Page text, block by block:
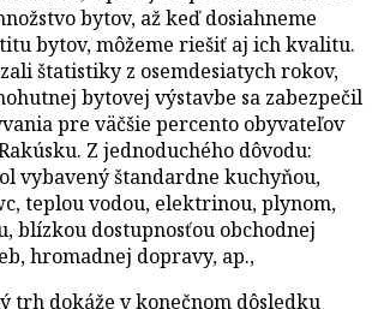
bytov, až keď dosiahneme
bytov, môžeme riešiť aj ich kvalitu.
štatistiky z osemdesiatych rokov,
bytovej výstavbe sa zabezpečil
pre väčšie percento obyvateľov
Z jednoduchého dôvodu:
vybavený štandardne kuchyňou,
teplou vodou, elektrinou, plynom,
blízkou dostupnosťou obchodnej
hromadnej dopravy, ap.,
trh dokáže v konečnom dôsledku